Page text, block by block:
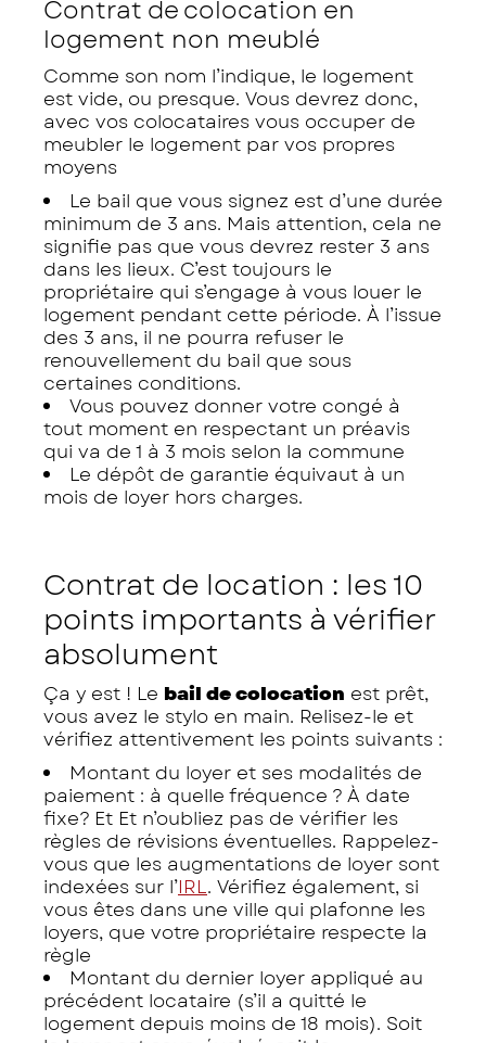
Contrat de colocation en
logement non meublé
Comme son nom l’indique, le logement
est vide, ou presque. Vous devrez donc,
avec vos colocataires vous occuper de
meubler le logement par vos propres
moyens
Le bail que vous signez est d’une durée
minimum de 3 ans. Mais attention, cela ne
signifie pas que vous devrez rester 3 ans
dans les lieux. C’est toujours le
propriétaire qui s’engage à vous louer le
logement pendant cette période. À l’issue
des 3 ans, il ne pourra refuser le
renouvellement du bail que sous
certaines conditions.
Vous pouvez donner votre congé à
tout moment en respectant un préavis
qui va de 1 à 3 mois selon la commune
Le dépôt de garantie équivaut à un
mois de loyer hors charges.
Contrat de location : les 10
points importants à vérifier
absolument
Ça y est ! Le bail de colocation est prêt,
vous avez le stylo en main. Relisez-le et
vérifiez attentivement les points suivants :
Montant du loyer et ses modalités de
paiement : à quelle fréquence ? À date
fixe? Et Et n’oubliez pas de vérifier les
règles de révisions éventuelles. Rappelez-
vous que les augmentations de loyer sont
indexées sur l’IRL. Vérifiez également, si
vous êtes dans une ville qui plafonne les
loyers, que votre propriétaire respecte la
règle
Montant du dernier loyer appliqué au
précédent locataire (s’il a quitté le
logement depuis moins de 18 mois). Soit